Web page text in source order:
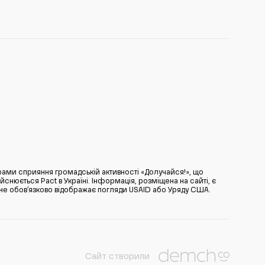
сприяння громадській активності «Долучайся!», що
Pact в Україні. Інформація, розміщена на сайті, є
обов’язково відображає погляди USAID або Уряду США.
Сайт створили